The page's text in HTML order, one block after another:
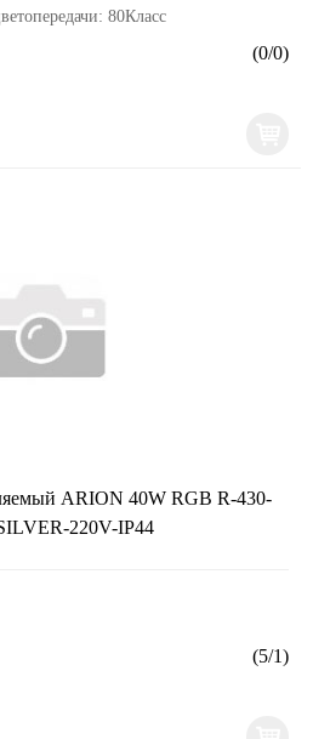
80Класс
пульсации: 0,2Материалы
(0/0)
ARION 40W RGB R-430-
220V-IP44
(5/1)